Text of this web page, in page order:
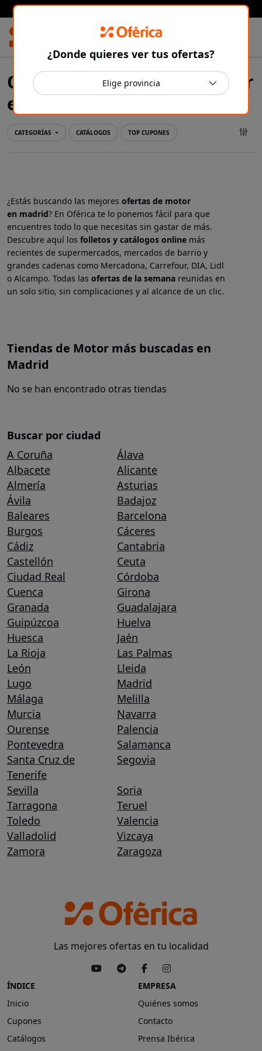
Prensa Ibérica
Ofertas y catálogos de Motor
en
Madrid
CATEGORÍAS CATÁLOGOS TOP CUPONES
¿Estás buscando las mejores ofertas de motor
en madrid? En Oférica te lo ponemos fácil para que
encuentres todo lo que necesitas sin gastar de más.
Descubre aquí los folletos y catálogos online más
recientes de supermercados, mercados de barrio y
grandes cadenas como Mercadona, Carrefour, DIA, Lidl
o Alcampo. Todas las ofertas de la semana reunidas en
un solo sitio, sin complicaciones y al alcance de un clic.
Tiendas de Motor más buscadas en
Madrid
No se han encontrado otras tiendas
Buscar por ciudad
A Coruña
Álava
Albacete
Alicante
Almería
Asturias
Ávila
Badajoz
Baleares
Barcelona
Burgos
Cáceres
Cádiz
Cantabria
Castellón
Ceuta
Ciudad Real
Córdoba
Cuenca
Girona
Granada
Guadalajara
Guipúzcoa
Huelva
Huesca
Jaén
La Rioja
Las Palmas
León
Lleida
Lugo
Madrid
Málaga
Melilla
Murcia
Navarra
Ourense
Palencia
Pontevedra
Salamanca
Santa Cruz de
Tenerife
Segovia
Sevilla
Soria
Tarragona
Teruel
Toledo
Valencia
Valladolid
Vizcaya
Zamora
Zaragoza
¿Donde quieres ver tus ofertas?
Las mejores ofertas en tu localidad
ÍNDICE
Inicio
Cupones
Catálogos
EMPRESA
Quiénes somos
Contacto
Prensa Ibérica